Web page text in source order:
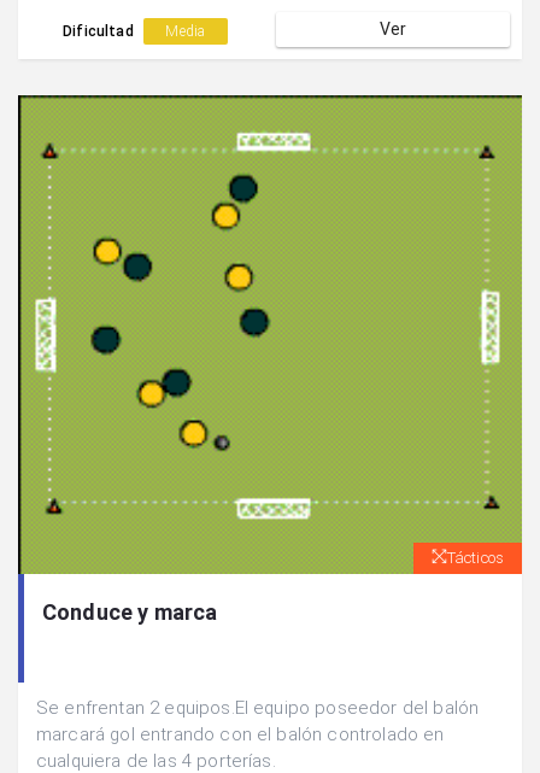
Dificultad Media Ver
Tácticos
Conduce y marca
Se enfrentan 2 equipos.El equipo poseedor del balón
marcará gol entrando con el balón controlado en
cualquiera de las 4 porterías.